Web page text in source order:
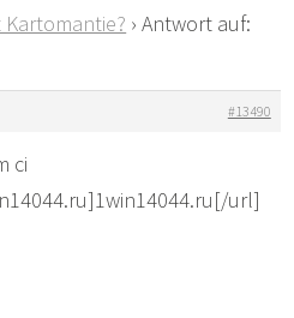
Kartomantie? › Antwort auf:
#13490
ci
url]